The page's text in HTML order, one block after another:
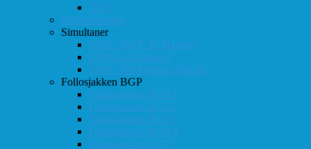
2015
Østlandsserien
Simultaner
2016: GM T. R. Hansen
1999: Leif Øgaard
1996: GM Predrag Nikolic
Follosjakken BGP
Follosjakken BGP 1
Follosjakken BGP 2
Follosjakken BGP 3
Follosjakken BGP 4
Follosjakken BGP 5